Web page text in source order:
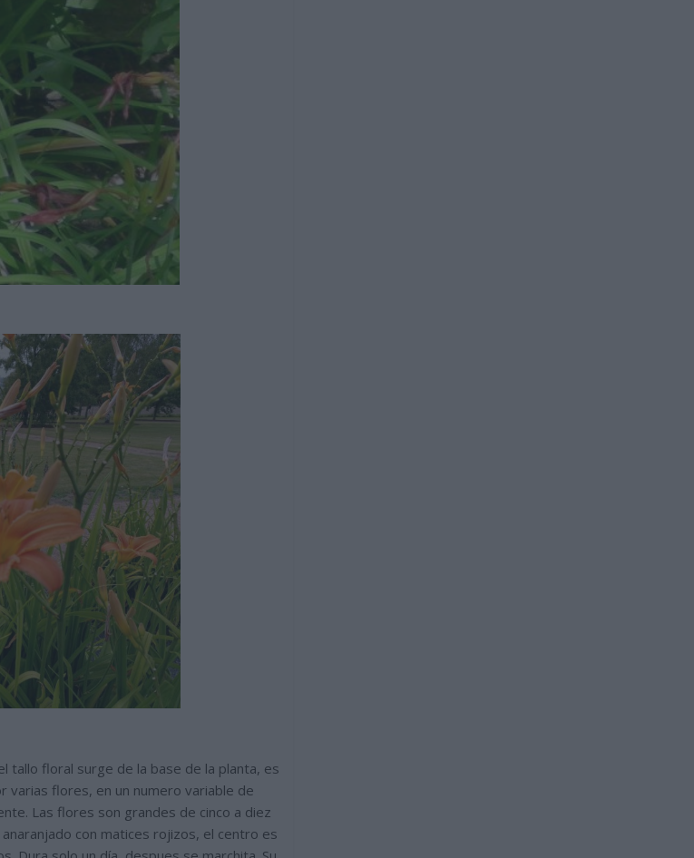
tallo floral surge de la base de la planta, es
varias flores, en un numero variable de
Las flores son grandes de cinco a diez
con matices rojizos, el centro es